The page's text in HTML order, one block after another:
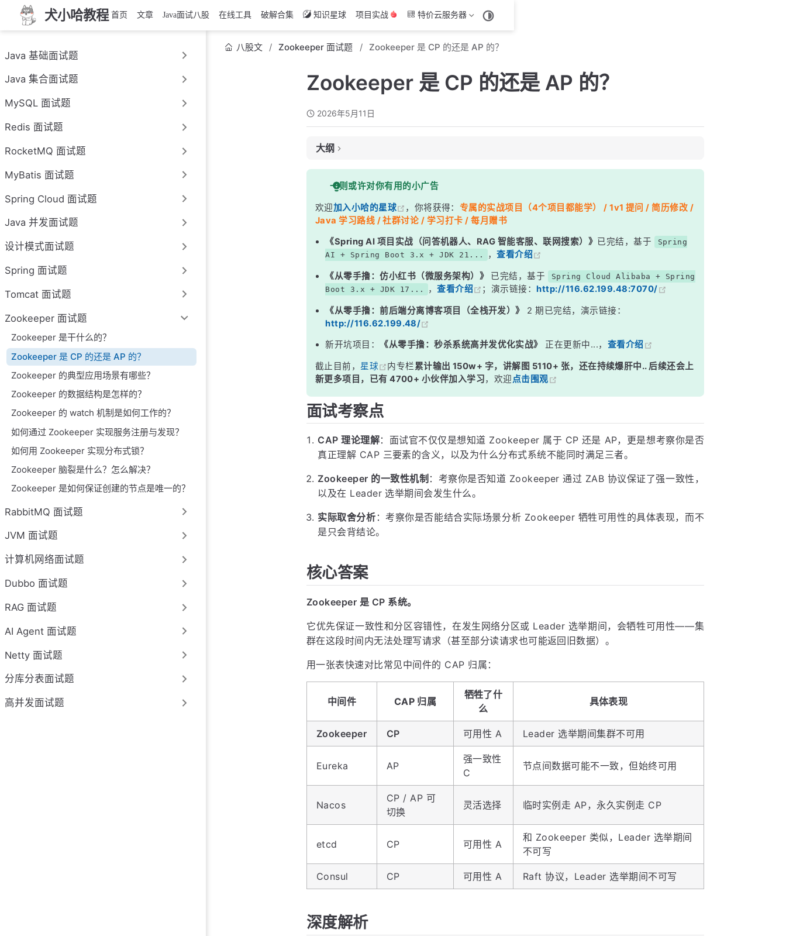
犬小哈教程 首页 文章 Java面试八股 在线工具 破解合集 知识星球 项目实战 特价云服务器
Java 基础面试题
Java 集合面试题
MySQL 面试题
Redis 面试题
RocketMQ 面试题
MyBatis 面试题
Spring Cloud 面试题
Java 并发面试题
设计模式面试题
Spring 面试题
Tomcat 面试题
Zookeeper 面试题
Zookeeper 是干什么的？
Zookeeper 是 CP 的还是 AP 的？
Zookeeper 的典型应用场景有哪些？
Zookeeper 的数据结构是怎样的？
Zookeeper 的 watch 机制是如何工作的？
如何通过 Zookeeper 实现服务注册与发现？
如何用 Zookeeper 实现分布式锁？
Zookeeper 脑裂是什么？怎么解决？
Zookeeper 是如何保证创建的节点是唯一的？
RabbitMQ 面试题
JVM 面试题
计算机网络面试题
Dubbo 面试题
RAG 面试题
AI Agent 面试题
Netty 面试题
分库分表面试题
高并发面试题
八股文 Zookeeper 面试题 Zookeeper 是 CP 的还是 AP 的？
Zookeeper 是 CP 的还是 AP 的？
2026年5月11日
大纲
面试考察点
核心答案
深度解析
二、Zookeeper 为什么是 CP？具体怎么体现？
三、一个常见的争议：Zookeeper 的读请求到底算不算强一致？
四、和 Eureka（AP）对比，感受更直观
面试高频追问
常见面试变体
记忆口诀
总结
一则或许对你有用的小广告
欢迎加入小哈的星球 ，你将获得： 专属的实战项目（4个项目都能学） / 1v1 提问 / 简历修改 /
Java 学习路线 / 社群讨论 / 学习打卡 / 每月赠书
《Spring AI 项目实战（问答机器人、RAG 智能客服、联网搜索）》 已完结，基于
Spring
AI + Spring Boot 3.x + JDK 21...
，查看介绍
《从零手撸：仿小红书（微服务架构）》 已完结，基于
Spring Cloud Alibaba + Spring
Boot 3.x + JDK 17...
，查看介绍 ；演示链接：http://116.62.199.48:7070/
《从零手撸：前后端分离博客项目（全栈开发）》
2 期已完结，演示链接：
http://116.62.199.48/
新开坑项目： 《从零手撸：秒杀系统高并发优化实战》 正在更新中...， 查看介绍
截止目前， 星球 内专栏累计输出 150w+ 字，讲解图 5110+ 张，还在持续爆肝中.. 后续还会上
新更多项目，已有 4700+ 小伙伴加入学习，欢迎点击围观
面试考察点
CAP 理论理解：面试官不仅仅是想知道 Zookeeper 属于 CP 还是 AP，更是想考察你是否
真正理解 CAP 三要素的含义，以及为什么分布式系统不能同时满足三者。
Zookeeper 的一致性机制 ：考察你是否知道 Zookeeper 通过 ZAB 协议保证了强一致性，
以及在 Leader 选举期间会发生什么。
实际取舍分析 ：考察你是否能结合实际场景分析 Zookeeper 牺牲可用性的具体表现，而不
是只会背结论。
核心答案
Zookeeper 是 CP 系统。
它优先保证一致性和分区容错性，在发生网络分区或 Leader 选举期间，会牺牲可用性——集
群在这段时间内无法处理写请求（甚至部分读请求也可能返回旧数据）。
用一张表快速对比常见中间件的 CAP 归属：
中间件 CAP 归属
牺牲了什
么
具体表现
Zookeeper CP 可用性 A Leader 选举期间集群不可用
Eureka AP
强一致性
C
节点间数据可能不一致，但始终可用
Nacos
CP / AP 可
切换
灵活选择 临时实例走 AP，永久实例走 CP
etcd CP 可用性 A
和 Zookeeper 类似，Leader 选举期间
不可写
Consul CP 可用性 A Raft 协议，Leader 选举期间不可写
深度解析